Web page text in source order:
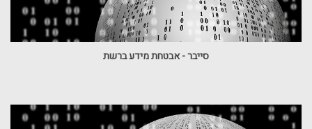
סייבר - אבטחת מידע ברשת